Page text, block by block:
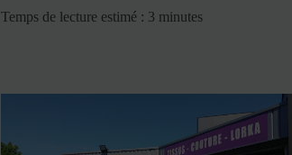
Temps de lecture estimé : 3 minutes